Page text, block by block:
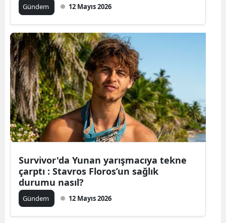
Denizli
Erzincan
Erzurum
Eskişehir
Gündem 12 Mayıs 2026
Survivor'da Yunan yarışmacıya tekne
çarptı : Stavros Floros’un sağlık
durumu nasıl?
Gündem 12 Mayıs 2026